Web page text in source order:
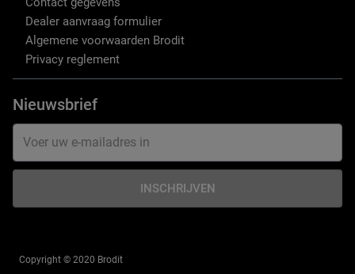
Dealer aanvraag formulier
Algemene voorwaarden Brodit
Privacy reglement
Nieuwsbrief
INSCHRIJVEN
Copyright © 2020 Brodit